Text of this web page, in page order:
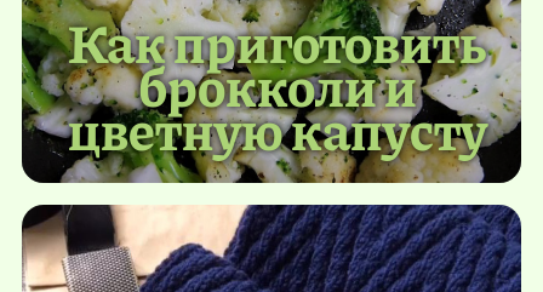
Как приготовить
брокколи и
цветную капусту